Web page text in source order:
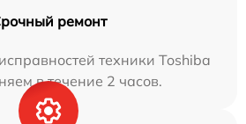
ремонт
техники Toshiba
в течение 2 часов.